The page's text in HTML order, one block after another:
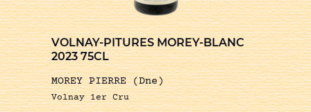
VOLNAY-PITURES MOREY-BLANC
2023 75CL
MOREY PIERRE (Dne)
Volnay 1er Cru